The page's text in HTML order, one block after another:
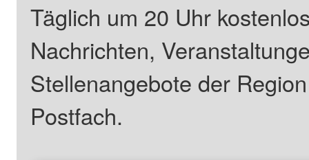
Täglich um 20 Uhr
Nachrichten,
Stellenangebote der
Postfach.